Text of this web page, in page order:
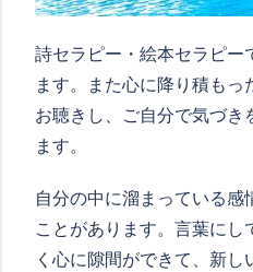
詩セラピー・絵本セラピー
ます。また心に降り積も
お聴きし、ご自分で気づき
ます。
自分の中に溜まっている感
ことがあります。言葉に
く心に隙間ができて、新